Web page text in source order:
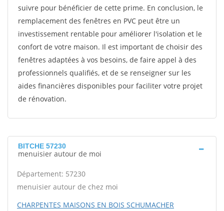
suivre pour bénéficier de cette prime. En conclusion, le
remplacement des fenêtres en PVC peut être un
investissement rentable pour améliorer l'isolation et le
confort de votre maison. Il est important de choisir des
fenêtres adaptées à vos besoins, de faire appel à des
professionnels qualifiés, et de se renseigner sur les
aides financières disponibles pour faciliter votre projet
de rénovation.
BITCHE 57230
menuisier autour de moi
Département: 57230
menuisier autour de chez moi
CHARPENTES MAISONS EN BOIS SCHUMACHER